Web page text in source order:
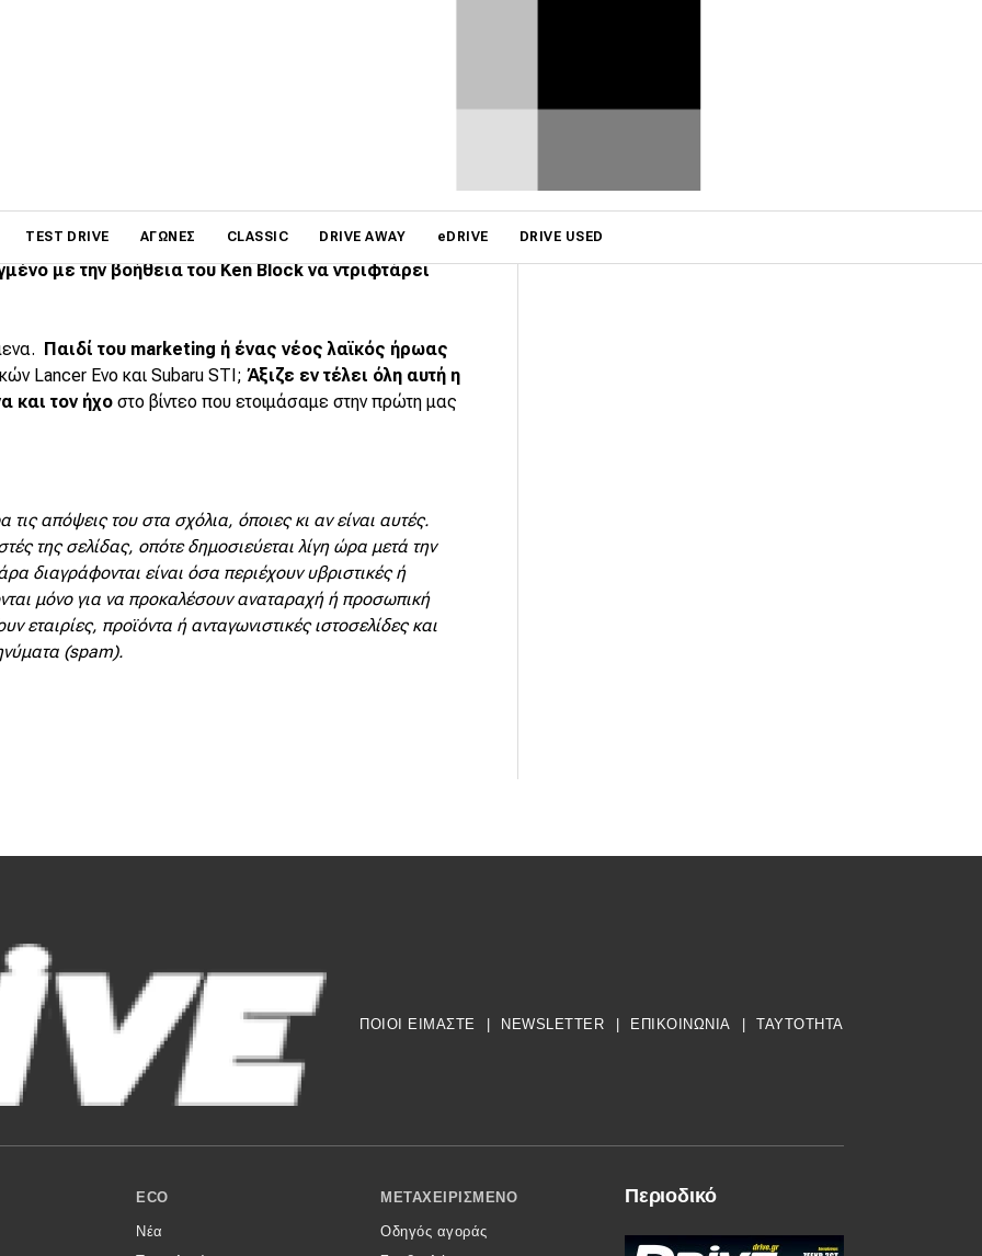
TEST DRIVE ΑΓΏΝΕΣ CLASSIC DRIVE AWAY eDRIVE DRIVE USED
χέρι το νέο Focus RS. Το ισχυρότερο μέχρι
με την βοήθεια του Ken Block να ντριφτάρει
Παιδί του marketing ή ένας νέος λαϊκός ήρωας
Lancer Evo και Subaru STI; Άξιζε εν τέλει όλη αυτή η
και τον ήχο στο βίντεο που ετοιμάσαμε στην πρώτη μας
απόψεις του στα σχόλια, όποιες κι αν είναι αυτές.
της σελίδας, οπότε δημοσιεύεται λίγη ώρα μετά την
διαγράφονται είναι όσα περιέχουν υβριστικές ή
μόνο για να προκαλέσουν αναταραχή ή προσωπική
προϊόντα ή ανταγωνιστικές ιστοσελίδες και
(spam).
ΠΟΙΟΙ ΕΙΜΑΣΤΕ NEWSLETTER ΕΠΙΚΟΙΝΩΝΙΑ TAYTOTHTA
ECO
Νέα
ΜΕΤΑΧΕΙΡΙΣΜΈΝΟ
Οδηγός αγοράς
Περιοδικό